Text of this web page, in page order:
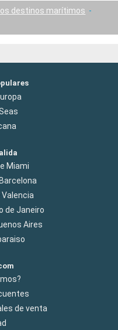
destinos marítimos
Miami
de Janeiro
Aires
de venta